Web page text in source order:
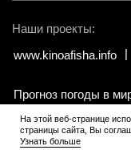
Наши проекты:
www.kinoafisha.info
Прогноз погоды в
© 2002-2026 Все
Копирование
На этой веб-странице
страницы сайта, Вы
Узнать больше